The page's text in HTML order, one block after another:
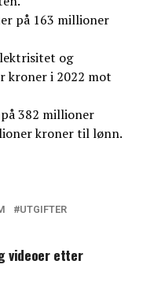
på 163 millioner
og
kroner i 2022 mot
382 millioner
kroner til lønn.
UTGIFTER
videoer etter